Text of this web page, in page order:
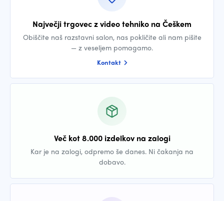
Največji trgovec z video tehniko na Češkem
Obiščite naš razstavni salon, nas pokličite ali nam pišite
— z veseljem pomagamo.
Kontakt
Več kot 8.000 izdelkov na zalogi
Kar je na zalogi, odpremo še danes. Ni čakanja na
dobavo.